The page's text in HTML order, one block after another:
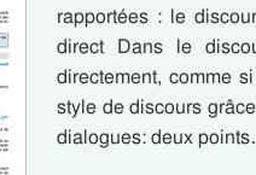
rapportées : le
direct Dans le
directement, comme
style de discours
dialogues: deux